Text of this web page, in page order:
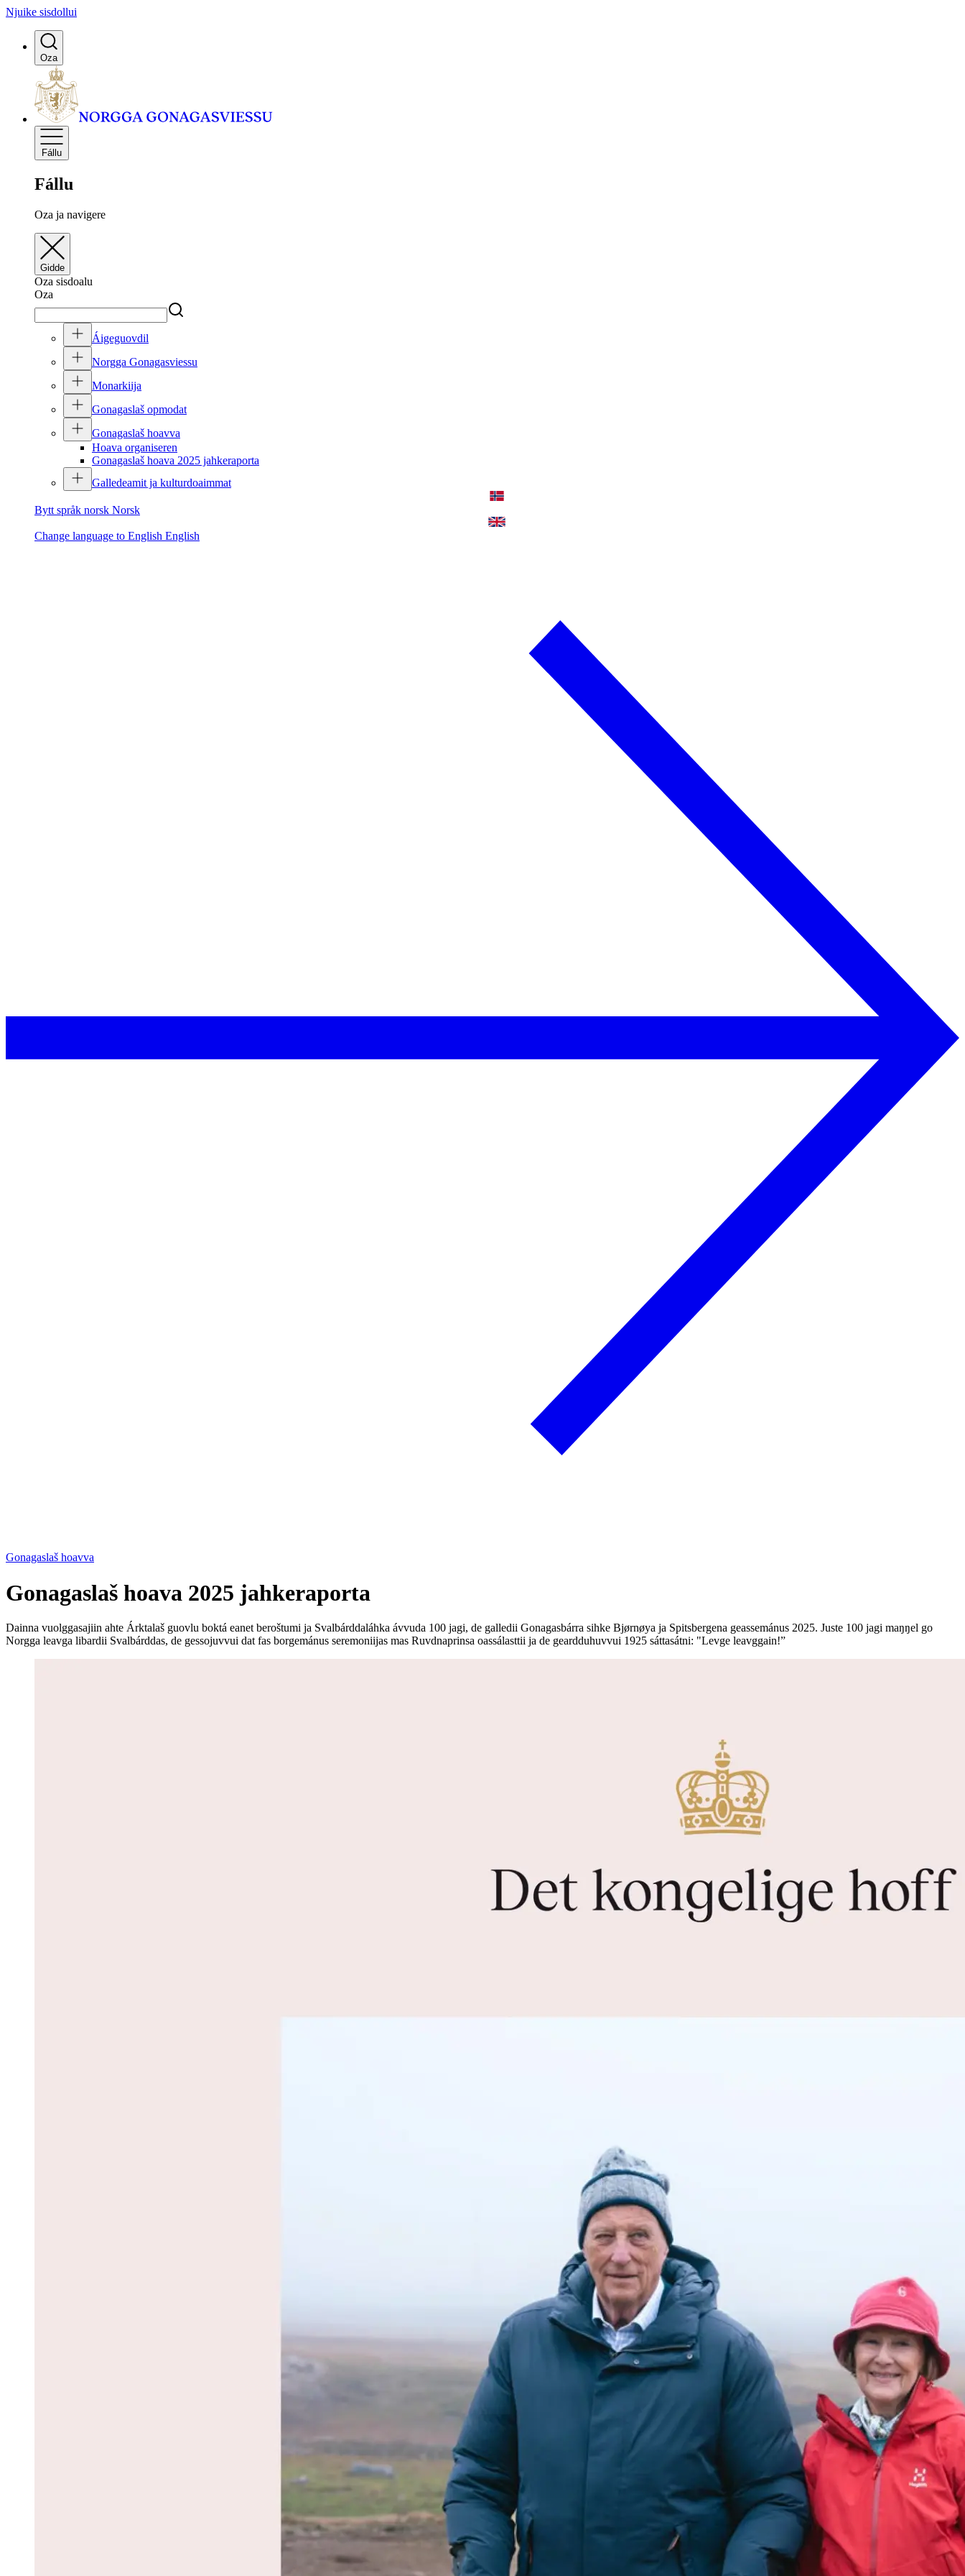
Njuike sisdollui
Oza
Fállu
Fállu
Oza ja navigere
Gidde
Oza sisdoalu
Oza
Áigeguovdil
Norgga Gonagasviessu
Monarkiija
Gonagaslaš opmodat
Gonagaslaš hoavva
Hoava organiseren
Gonagaslaš hoava 2025 jahkeraporta
Galledeamit ja kulturdoaimmat
Bytt språk norsk Norsk
Change language to English English
Gonagaslaš hoavva
Gonagaslaš hoava 2025 jahkeraporta
Dainna vuolggasajiin ahte Árktalaš guovlu boktá eanet beroštumi ja Svalbárddaláhka ávvuda 100 jagi, de galledii Gonagasbárra sihke Bjørnøya ja Spitsbergena geassemánus 2025. Juste 100 jagi maŋŋel go
Norgga leavga libardii Svalbárddas, de gessojuvvui dat fas borgemánus seremoniijas mas Ruvdnaprinsa oassálasttii ja de geardduhuvvui 1925 sáttasátni: "Levge leavggain!”